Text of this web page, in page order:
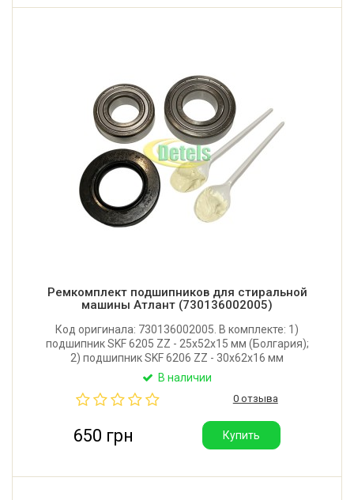
Ремкомплект подшипников для стиральной
машины Атлант (730136002005)
Код оригинала: 730136002005. В комплекте: 1)
подшипник SKF 6205 ZZ - 25x52x15 мм (Болгария);
2) подшипник SKF 6206 ZZ - 30x62x16 мм
(Болгария); 3) сальник Rolf 35*62*8,5/10,5 (Италия);
крестовины - 2 порции.
В наличии
0 отзыва
650 грн Купить